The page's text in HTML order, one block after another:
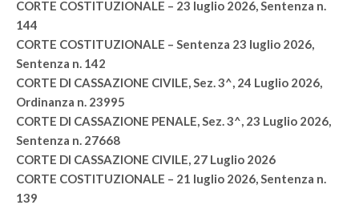
CORTE COSTITUZIONALE – 23 luglio 2026, Sentenza n.
144
CORTE COSTITUZIONALE – Sentenza 23 luglio 2026,
Sentenza n. 142
CORTE DI CASSAZIONE CIVILE, Sez. 3^, 24 Luglio 2026,
Ordinanza n. 23995
CORTE DI CASSAZIONE PENALE, Sez. 3^, 23 Luglio 2026,
Sentenza n. 27668
CORTE DI CASSAZIONE CIVILE, 27 Luglio 2026
CORTE COSTITUZIONALE – 21 luglio 2026, Sentenza n.
139